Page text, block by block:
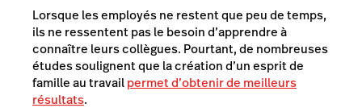
Lorsque les employés ne restent que peu de temps,
ils ne ressentent pas le besoin d’apprendre à
connaître leurs collègues. Pourtant, de nombreuses
études soulignent que la création d’un esprit de
famille au travailpermet d’obtenir de meilleurs
résultats.